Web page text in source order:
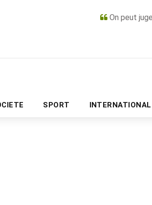
On peut
SPORT INTERNATIONAL
PUBLICITÉ